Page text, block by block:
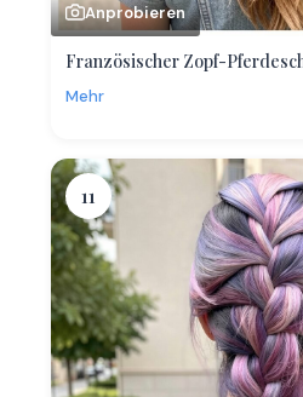
Anprobieren
Französischer Zopf-
Mehr
11